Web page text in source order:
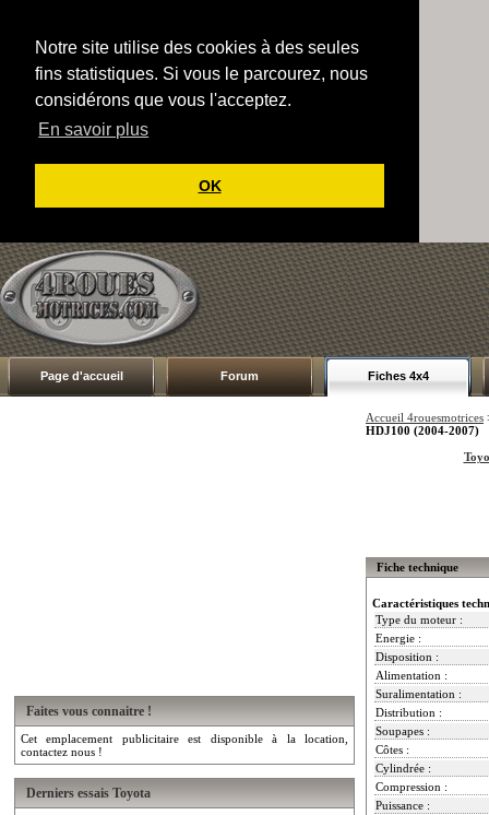
Notre site utilise des cookies à des seules
fins statistiques. Si vous le parcourez, nous
considérons que vous l'acceptez.
En savoir plus
OK
Page d'accueil Forum Fiches 4x4
Faites vous connaitre !
Cet emplacement publicitaire est disponible à la location,
contactez nous !
Derniers essais Toyota
Accueil 4rouesmotrices
HDJ100 (2004-2007)
Fiche technique
Caractéristiques
Type du moteur :
Energie :
Disposition :
Alimentation :
Suralimentation :
Distribution :
Soupapes :
Côtes :
Cylindrée :
Compression :
Puissance :